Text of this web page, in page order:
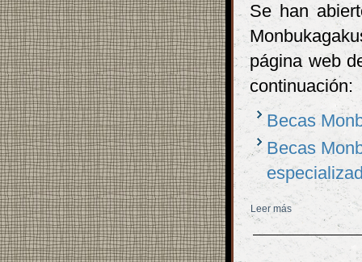
Se han
página web
continuación:
Becas
Becas
Leer más sobre